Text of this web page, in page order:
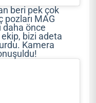
beri pek çok
pozları MAG
daha önce
bizi adeta
Kamera